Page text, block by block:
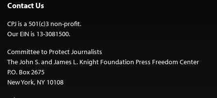
Contact Us
CPJ is a 501(c)3 non-profit.
Our EIN is 13-3081500.
Committee to Protect Journalists
The John S. and James L. Knight Foundation Press Freedom Center
P.O. Box 2675
New York, NY 10108